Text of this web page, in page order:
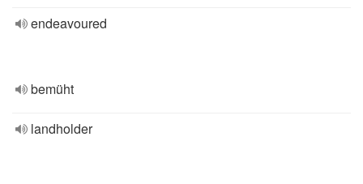
endeavoured
bemüht
landholder